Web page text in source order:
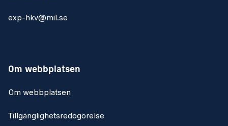
exp-hkv@mil.se
Om webbplatsen
Om webbplatsen
Tillgänglighetsredogörelse